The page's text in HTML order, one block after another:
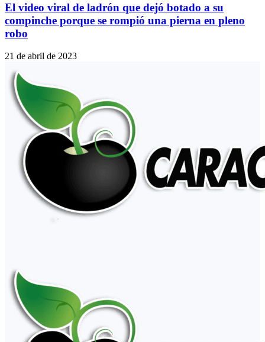
El video viral de ladrón que dejó botado a su
compinche porque se rompió una pierna en pleno
robo
21 de abril de 2023